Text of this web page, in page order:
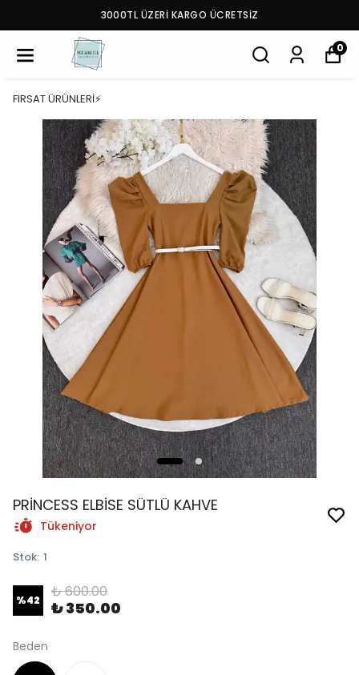
3000TL ÜZERİ KARGO ÜCRETSİZ
0
FIRSAT ÜRÜNLERİ⚡
PRİNCESS ELBİSE SÜTLÜ KAHVE
Tükeniyor
Stok: 1
%42 ₺ 600.00
₺ 350.00
Beden